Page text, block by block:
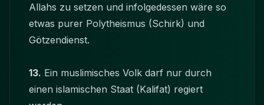
Allahs zu setzen und infolgedessen wäre so
etwas purer Polytheismus (Schirk) und
Götzendienst.
13. Ein muslimisches Volk darf nur durch
einen islamischen Staat (Kalifat) regiert